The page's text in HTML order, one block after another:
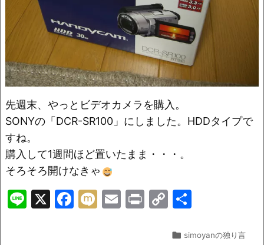
先週末、やっとビデオカメラを購入。
SONYの「DCR-SR100」にしました。HDDタイプで
すね。
購入して1週間ほど置いたまま・・・。
そろそろ開けなきゃ
Li X
F
M E
Pr C
p
 simoyanの独り言